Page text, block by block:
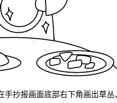
报画面底部右下角画出草丛